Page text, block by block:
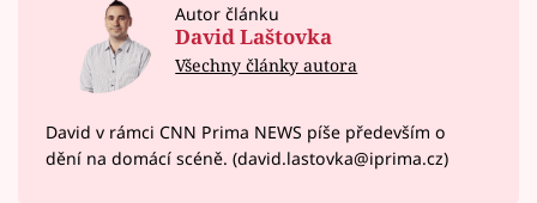
Autor článku
David Laštovka
Všechny články autora
David v rámci CNN Prima NEWS píše především o
dění na domácí scéně. (david.lastovka@iprima.cz)